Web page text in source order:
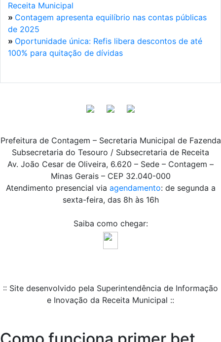
Receita Municipal
» Contagem apresenta equilíbrio nas contas públicas
de 2025
» Oportunidade única: Refis libera descontos de até
100% para quitação de dívidas
Prefeitura de Contagem – Secretaria Municipal de Fazenda
Subsecretaria do Tesouro / Subsecretaria de Receita
Av. João Cesar de Oliveira, 6.620 – Sede – Contagem –
Minas Gerais – CEP 32.040-000
Atendimento presencial via agendamento: de segunda a
sexta-feira, das 8h às 16h
Saiba como chegar:
:: Site desenvolvido pela Superintendência de Informação
e Inovação da Receita Municipal ::